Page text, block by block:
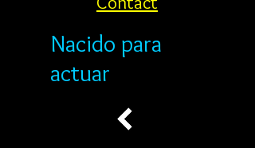
Nacido para
actuar